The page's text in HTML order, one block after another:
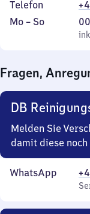
Telefon
Montag
Mo – So,
inkl.
0
0
Fragen,
DB
Melden Sie
damit diese
WhatsApp